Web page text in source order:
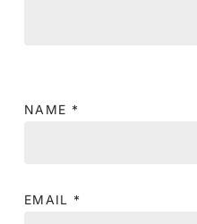
NAME *
EMAIL *